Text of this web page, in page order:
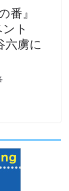
番』
ト
六虜に